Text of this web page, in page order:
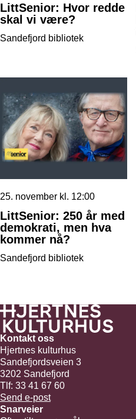
LittSenior: Hvor redde
skal vi være?
Sandefjord bibliotek
25. november kl. 12:00
LittSenior: 250 år med
demokrati, men hva
kommer nå?
Sandefjord bibliotek
Kontakt oss
Hjertnes kulturhus
Sandefjordsveien 3
3202 Sandefjord
Tlf: 33 41 67 60
Send e-post
Snarveier